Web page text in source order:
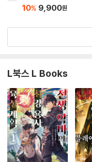
10% 9,900원
L북스 L Books